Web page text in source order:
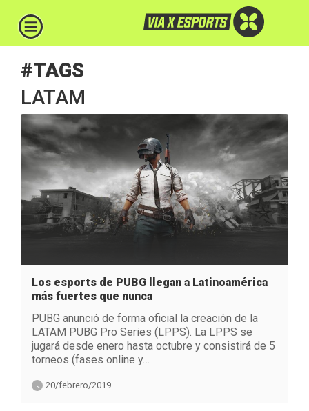
#TAGS
LATAM
Los esports de PUBG llegan a Latinoamérica
más fuertes que nunca
PUBG anunció de forma oficial la creación de la
LATAM PUBG Pro Series (LPPS). La LPPS se
jugará desde enero hasta octubre y consistirá de 5
torneos (fases online y…
20/febrero/2019